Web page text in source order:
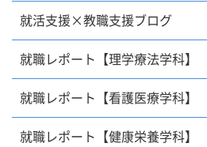
就活支援×教職支援ブログ
就職レポート【理学療法学科】
就職レポート【看護医療学科】
就職レポート【健康栄養学科】